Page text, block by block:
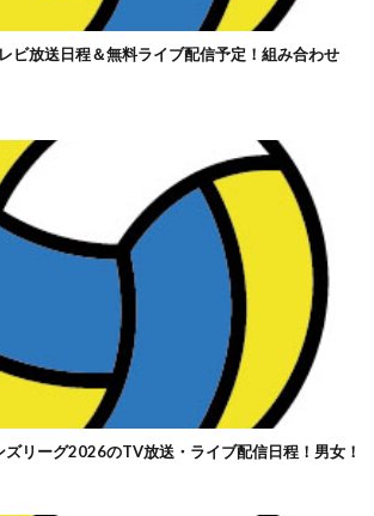
ビ放送日程＆無料ライブ配信予定！組み合わせ
ズリーグ2026のTV放送・ライブ配信日程！男女！